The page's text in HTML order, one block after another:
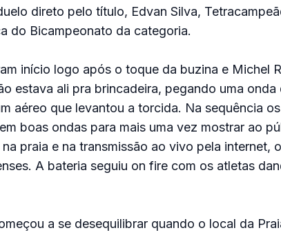
direto pelo título, Edvan Silva,
do Bicampeonato da categoria.
início logo após o toque da buzina e Michel
estava ali pra brincadeira, pegando uma
aéreo que levantou a torcida. Na sequência
boas ondas para mais uma vez mostrar ao
praia e na transmissão ao vivo pela internet,
A bateria seguiu on fire com os atletas
a se desequilibrar quando o local da